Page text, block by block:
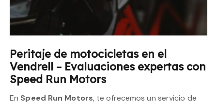
Peritaje de motocicletas en el
Vendrell – Evaluaciones expertas con
Speed Run Motors
En Speed Run Motors, te ofrecemos un servicio de